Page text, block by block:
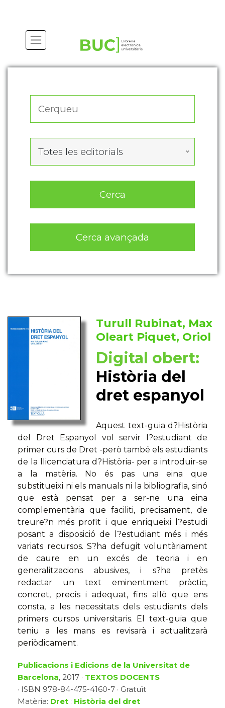
Totes les editorials
Cerca
Cerca avançada
Turull Rubinat, Max
Oleart Piquet, Oriol
Digital obert:
Història del
dret espanyol
Aquest text-guia d?Història
del Dret Espanyol vol servir l?estudiant de
primer curs de Dret -però també els estudiants
de la llicenciatura d?Història- per a introduir-se
a la matèria. No és pas una eina que
substitueixi ni els manuals ni la bibliografia, sinó
que està pensat per a ser-ne una eina
complementària que faciliti, precisament, de
treure?n més profit i que enriqueixi l?estudi
posant a disposició de l?estudiant més i més
variats recursos. S?ha defugit voluntàriament
de caure en un excés de teoria i en
generalitzacions abusives, i s?ha pretès
redactar un text eminentment pràctic,
concret, precís i adequat, fins allò que ens
consta, a les necessitats dels estudiants dels
primers cursos universitaris. El text-guia que
teniu a les mans es revisarà i actualitzarà
periòdicament.
Publicacions i Edicions de la Universitat de
Barcelona, 2017 · TEXTOS DOCENTS
· ISBN 978-84-475-4160-7 · Gratuït
Matèria: Dret : Història del dret